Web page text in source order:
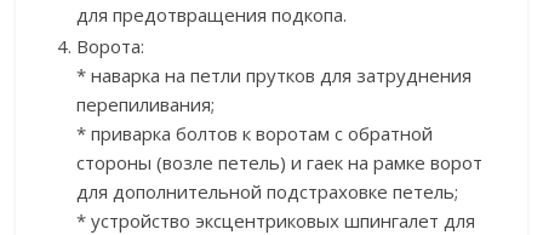
для предотвращения подкопа.
Ворота:
* наварка на петли прутков для затруднения
перепиливания;
* приварка болтов к воротам с обратной
стороны (возле петель) и гаек на рамке ворот
для дополнительной подстраховке петель;
* устройство эксцентриковых шпингалет для